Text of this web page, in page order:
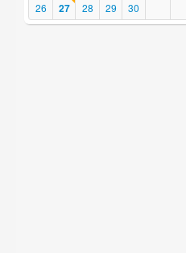
26
27 28 29 30